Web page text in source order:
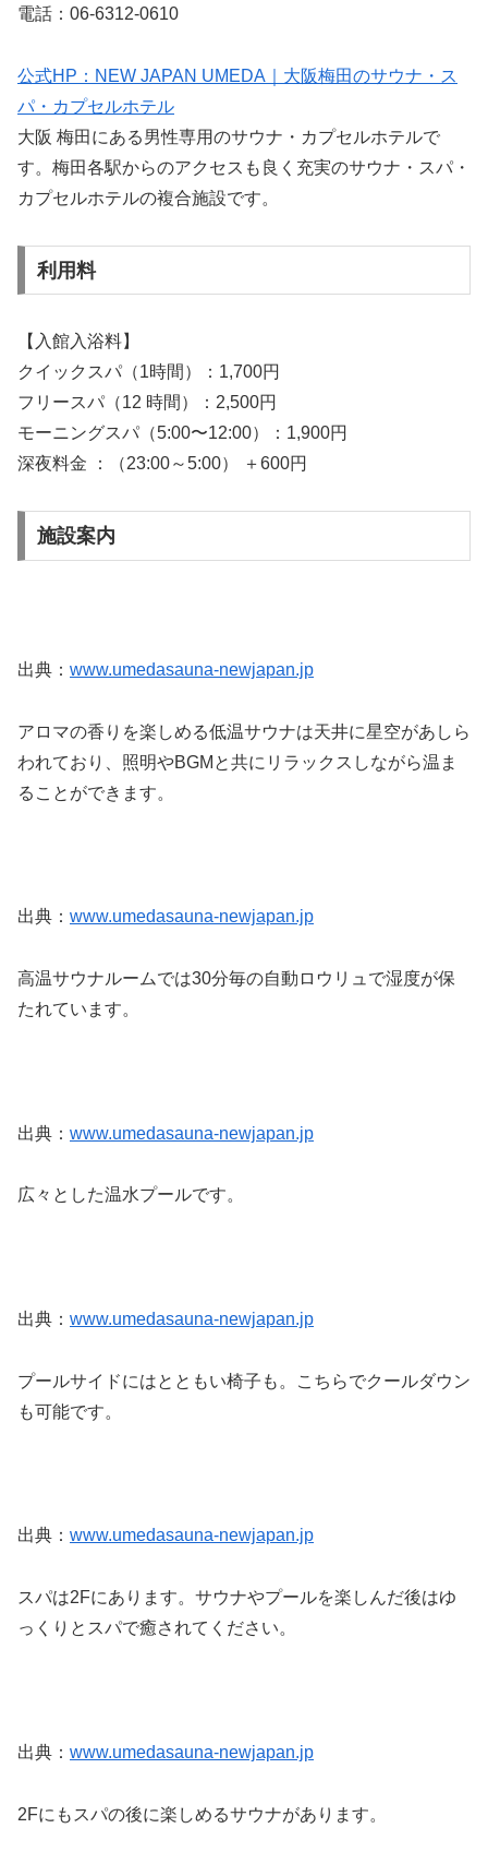
電話：06-6312-0610
公式HP：NEW JAPAN UMEDA｜大阪梅田のサウナ・ス
パ・カプセルホテル
大阪 梅田にある男性専用のサウナ・カプセルホテルで
す。梅田各駅からのアクセスも良く充実のサウナ・スパ・
カプセルホテルの複合施設です。
利用料
【入館入浴料】
クイックスパ（1時間）：1,700円
フリースパ（12 時間）：2,500円
モーニングスパ（5:00〜12:00）：1,900円
深夜料金 ：（23:00～5:00） ＋600円
施設案内
出典： www.umedasauna-newjapan.jp
アロマの香りを楽しめる低温サウナは天井に星空があしら
われており、照明やBGMと共にリラックスしながら温ま
ることができます。
出典： www.umedasauna-newjapan.jp
高温サウナルームでは30分毎の自動ロウリュで湿度が保
たれています。
出典： www.umedasauna-newjapan.jp
広々とした温水プールです。
出典： www.umedasauna-newjapan.jp
プールサイドにはとともい椅子も。こちらでクールダウン
も可能です。
出典： www.umedasauna-newjapan.jp
スパは2Fにあります。サウナやプールを楽しんだ後はゆ
っくりとスパで癒されてください。
出典： www.umedasauna-newjapan.jp
2Fにもスパの後に楽しめるサウナがあります。